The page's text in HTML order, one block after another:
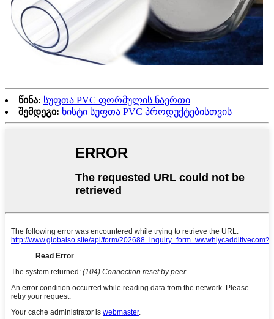
წინა: სუფთა PVC ფორმულის ნაერთი
შემდეგი: ხისტი სუფთა PVC პროდუქტებისთვის